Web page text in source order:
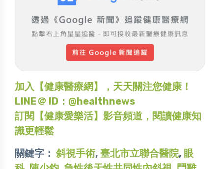
加入【健康醫療網】，天天關注您健康！
LINE＠ ID：@healthnews
訂閱【健康愛樂活】影音頻道，閱讀健康知
識更輕鬆
關鍵字： 斜視手術, 臺北市立聯合醫院, 眼